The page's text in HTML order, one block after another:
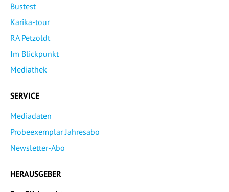
Bustest
Karika-tour
RA Petzoldt
Im Blickpunkt
Mediathek
SERVICE
Mediadaten
Probeexemplar Jahresabo
Newsletter-Abo
HERAUSGEBER